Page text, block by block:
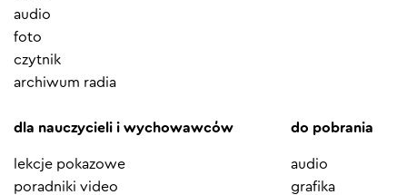
audio
foto
czytnik
archiwum radia
dla nauczycieli i wychowawców
lekcje pokazowe
poradniki video
do pobrania
audio
grafika